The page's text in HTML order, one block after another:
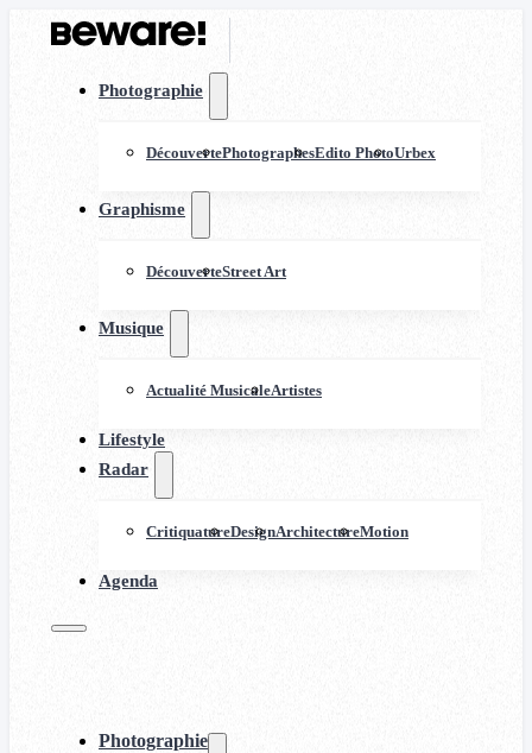
Photographie
DécouvertePhotographesEdito PhotoUrbex
Graphisme
DécouverteStreet Art
Musique
Actualité MusicaleArtistes
Lifestyle
Radar
CritiquatureDesignArchitectureMotion
Agenda
Photographie